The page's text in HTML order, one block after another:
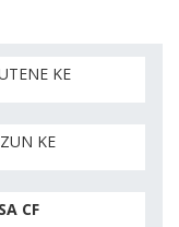
KE
KE
CF